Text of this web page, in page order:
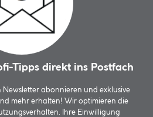
Tipps direkt ins Postfach
Newsletter abonnieren und exklusive
mehr erhalten! Wir optimieren die
Ihre Einwilligung